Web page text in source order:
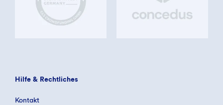
Hilfe & Rechtliches
Kontakt